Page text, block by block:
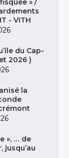
- VITH
du Cap-
2026 )
la
», … de
jusqu’au